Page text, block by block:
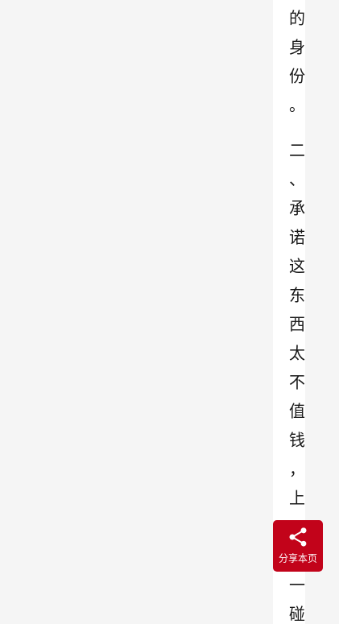
的
身
份
。
二
、
承
诺
这
东
西
太
不
值
钱
，
上
下
牙
一
碰
分享本页